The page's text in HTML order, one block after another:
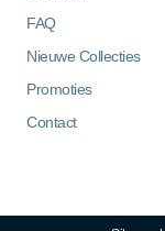
FAQ
Nieuwe Collecties
Promoties
Contact